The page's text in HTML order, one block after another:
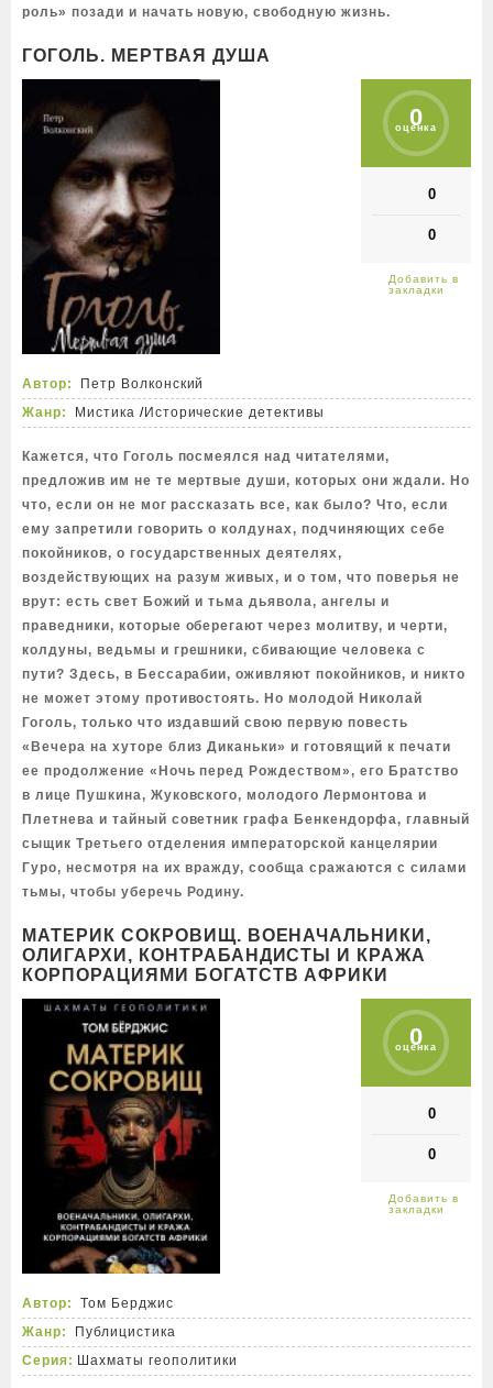
роль» позади и начать новую, свободную жизнь.
ГОГОЛЬ. МЕРТВАЯ ДУША
0
оценка
0
0
Автор:
Петр Волконский
Жанр:
Мистика /Исторические детективы
Кажется, что Гоголь посмеялся над читателями,
предложив им не те мертвые души, которых они ждали. Но
что, если он не мог рассказать все, как было? Что, если
ему запретили говорить о колдунах, подчиняющих себе
покойников, о государственных деятелях,
воздействующих на разум живых, и о том, что поверья не
врут: есть свет Божий и тьма дьявола, ангелы и
праведники, которые оберегают через молитву, и черти,
колдуны, ведьмы и грешники, сбивающие человека с
пути? Здесь, в Бессарабии, оживляют покойников, и никто
не может этому противостоять. Но молодой Николай
Гоголь, только что издавший свою первую повесть
«Вечера на хуторе близ Диканьки» и готовящий к печати
ее продолжение «Ночь перед Рождеством», его Братство
в лице Пушкина, Жуковского, молодого Лермонтова и
Плетнева и тайный советник графа Бенкендорфа, главный
сыщик Третьего отделения императорской канцелярии
Гуро, несмотря на их вражду, сообща сражаются с силами
тьмы, чтобы уберечь Родину.
МАТЕРИК СОКРОВИЩ. ВОЕНАЧАЛЬНИКИ,
ОЛИГАРХИ, КОНТРАБАНДИСТЫ И КРАЖА
КОРПОРАЦИЯМИ БОГАТСТВ АФРИКИ
0
оценка
0
0
Автор:
Том Берджис
Жанр:
Публицистика
Серия: Шахматы геополитики